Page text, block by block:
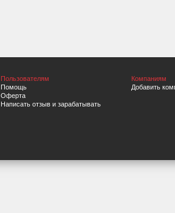
Пользователям
Помощь
Оферта
Написать отзыв и зарабатывать
Компаниям
Добавить